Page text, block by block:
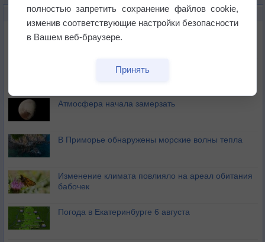
НОВОЕ О ПОГОДЕ
Космическая погода влияет на транспорт
Приложение построит маршрут через тень
Атмосфера начала замерзать
В Приморье обнаружены морские волны тепла
Изменение климата повлияло на ареал обитания
бабочек
Погода в Екатеринбурге 6 августа
полностью запретить сохранение файлов cookie,
изменив соответствующие настройки безопасности
в Вашем веб-браузере.
Принять